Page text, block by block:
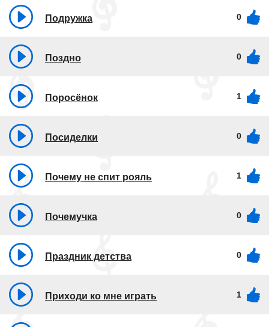
Подружка 0
Поздно 0
Поросёнок 1
Посиделки 0
Почему не спит рояль 1
Почемучка 0
Праздник детства 0
Приходи ко мне играть 1